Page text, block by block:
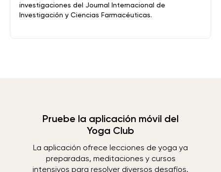
investigaciones del Journal Internacional de
Investigación y Ciencias Farmacéuticas.
Pruebe la aplicación móvil del
Yoga Club
La aplicación ofrece lecciones de yoga ya
preparadas, meditaciones y cursos
intensivos para resolver diversos desafíos.